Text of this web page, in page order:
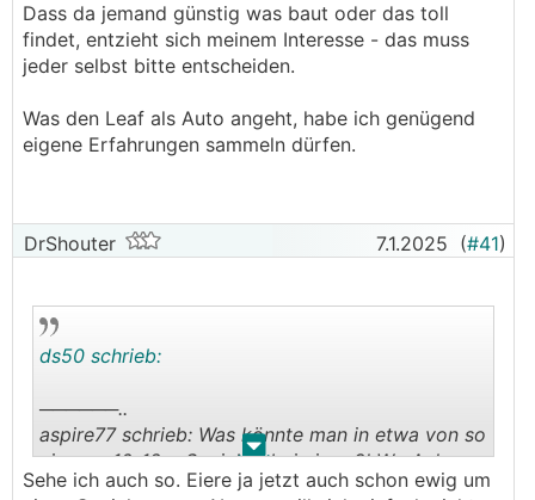
Dass da jemand günstig was baut oder das toll
findet, entzieht sich meinem Interesse - das muss
jeder selbst bitte entscheiden.
Was den Leaf als Auto angeht, habe ich genügend
eigene Erfahrungen sammeln dürfen.
DrShouter 7.1.2025 (#41)
. .
ds50 schrieb:
──────..
aspire77 schrieb: Was könnte man in etwa von so
einem ~10-12er Speicher bei einer 9kWp Anlage
erwarten? 1000kWh mehr Eigennutzung?
Sehe ich auch so. Eiere ja jetzt auch schon ewig um